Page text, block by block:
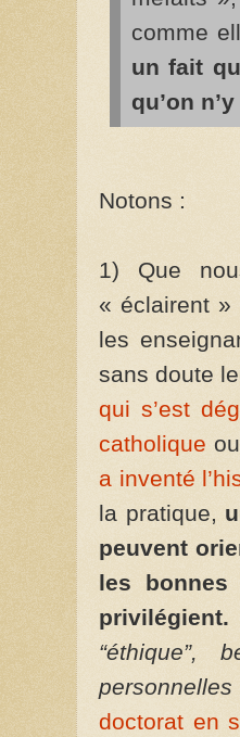
comme
un fait
qu’on
Notons :
1) Que
« éclairent »
les
sans doute
qui s’est
catholique
a inventé
la pratique,
peuvent
les bonnes
privilégient.
“éthique”,
personnelles
doctorat en